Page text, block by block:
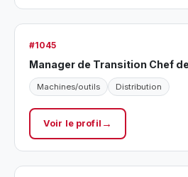
#1045
Manager de Transition Chef
Machines/outils Distribution
Voir le profil